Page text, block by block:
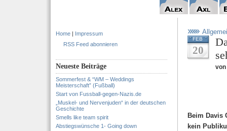
Home | Impressum
RSS Feed abonnieren
Neueste Beiträge
Sommerfest & “WM – Weddings
Meisterschaft” (Fußball)
Start von Fussball-gegen-Nazis.de
„Muskel- und Nervenjuden“ in der deutschen
Geschichte
Smells like team spirit
Abstiegswünsche 1- Going down
FEB
20
von
Beim Davis
kein